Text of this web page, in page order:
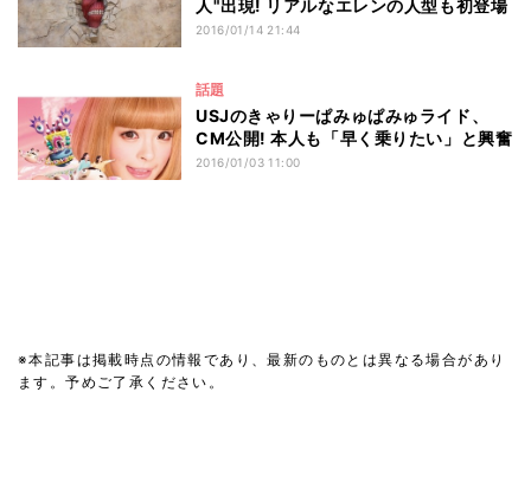
人"出現! リアルなエレンの人型も初登場
2016/01/14 21:44
話題
USJのきゃりーぱみゅぱみゅライド、
CM公開! 本人も「早く乗りたい」と興奮
2016/01/03 11:00
※本記事は掲載時点の情報であり、最新のものとは異なる場合があり
ます。予めご了承ください。